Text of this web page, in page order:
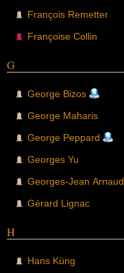
François Remetter
Françoise Collin
G
George Bizos
George Maharis
George Peppard
Georges Yu
Georges-Jean Arnaud
Gérard Lignac
H
Hans Küng